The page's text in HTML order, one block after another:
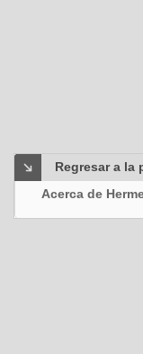
Regresar a la
Acerca de